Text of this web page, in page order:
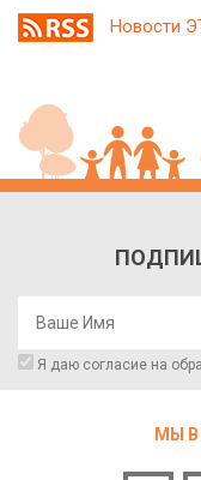
Новости
Я даю согласие на
МЫ